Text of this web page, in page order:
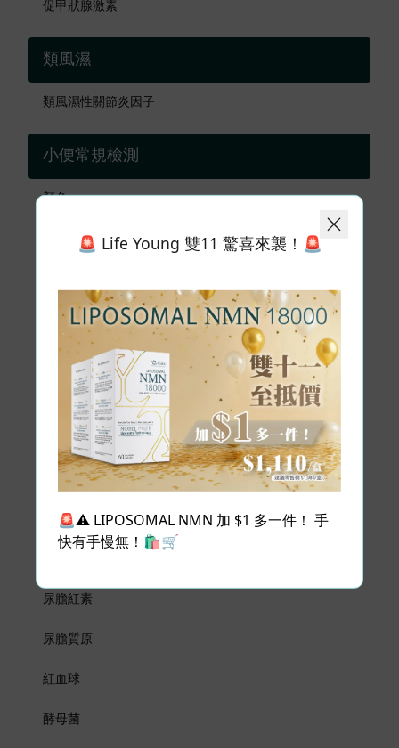
促甲狀腺激素
類風濕
類風濕性關節炎因子
小便常規檢測
顏色
酸鹼度
尿白蛋白
尿白血球
血尿
尿酮 (定性)
尿膽紅素
尿膽質原
紅血球
酵母菌
🚨 Life Young 雙11 驚喜來襲！🚨
🚨⚠️ LIPOSOMAL NMN 加 $1 多一件！ 手
快有手慢無！🛍️🛒